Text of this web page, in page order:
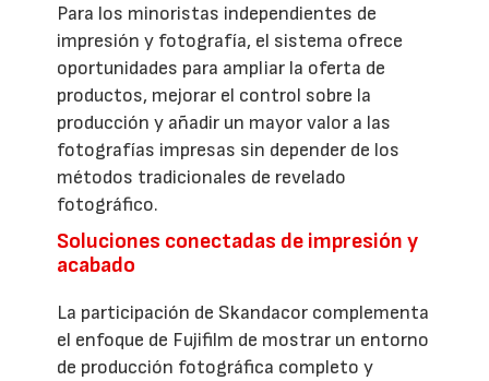
Para los minoristas independientes de
impresión y fotografía, el sistema ofrece
oportunidades para ampliar la oferta de
productos, mejorar el control sobre la
producción y añadir un mayor valor a las
fotografías impresas sin depender de los
métodos tradicionales de revelado
fotográfico.
Soluciones conectadas de impresión y
acabado
La participación de Skandacor complementa
el enfoque de Fujifilm de mostrar un entorno
de producción fotográfica completo y